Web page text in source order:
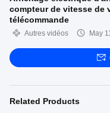
compteur de vitesse de
télécommande
Autres vidéos May
Related Products